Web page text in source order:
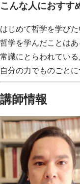
こんな人におすす
はじめて哲学を学び
哲学を学んだことは
常識にとらわれてい
自分の力でものごと
講師情報